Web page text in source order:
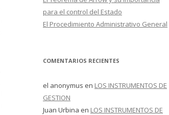
para el control del Estado
El Procedimiento Administrativo General
COMENTARIOS RECIENTES
el anonymus en LOS INSTRUMENTOS DE
GESTION
Juan Urbina en LOS INSTRUMENTOS DE